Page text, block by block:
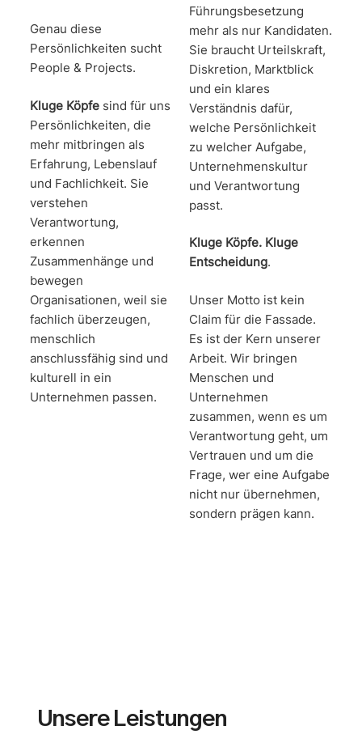
Genau diese
Persönlichkeiten sucht
People & Projects.
Kluge Köpfesind für uns
Persönlichkeiten, die
mehr mitbringen als
Erfahrung, Lebenslauf
und Fachlichkeit. Sie
verstehen
Verantwortung,
erkennen
Zusammenhänge und
bewegen
Organisationen, weil sie
fachlich überzeugen,
menschlich
anschlussfähig sind und
kulturell in ein
Unternehmen passen.
Führungsbesetzung
mehr als nur Kandidaten.
Sie braucht Urteilskraft,
Diskretion, Marktblick
und ein klares
Verständnis dafür,
welche Persönlichkeit
zu welcher Aufgabe,
Unternehmenskultur
und Verantwortung
passt.
Kluge Köpfe. Kluge
Entscheidung.
Unser Motto ist kein
Claim für die Fassade.
Es ist der Kern unserer
Arbeit. Wir bringen
Menschen und
Unternehmen
zusammen, wenn es um
Verantwortung geht, um
Vertrauen und um die
Frage, wer eine Aufgabe
nicht nur übernehmen,
sondern prägen kann.
Unsere Leistungen